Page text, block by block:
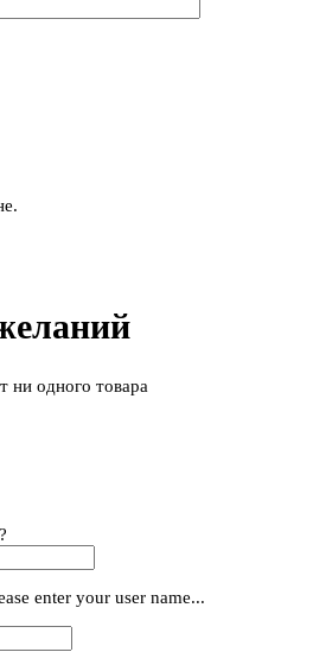
ни одного товара
enter your user name...